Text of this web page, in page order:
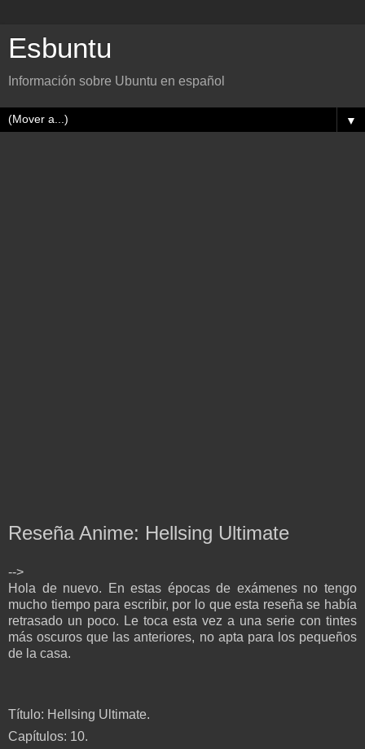
Esbuntu
Información sobre Ubuntu en español
▼
Reseña Anime: Hellsing Ultimate
-->
Hola de nuevo. En estas épocas de exámenes no tengo
mucho tiempo para escribir, por lo que esta reseña se había
retrasado un poco. Le toca esta vez a una serie con tintes
más oscuros que las anteriores, no apta para los pequeños
de la casa.
Título: Hellsing Ultimate.
Capítulos: 10.